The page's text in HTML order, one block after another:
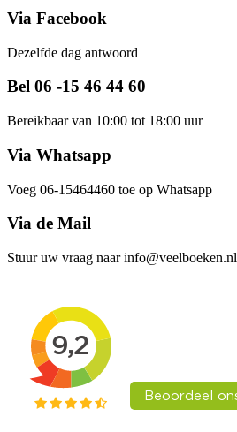
Via Facebook
Dezelfde dag antwoord
Bel 06 -15 46 44 60
Bereikbaar van 10:00 tot 18:00 uur
Via Whatsapp
Voeg 06-15464460 toe op Whatsapp
Via de Mail
Stuur uw vraag naar info@veelboeken.nl